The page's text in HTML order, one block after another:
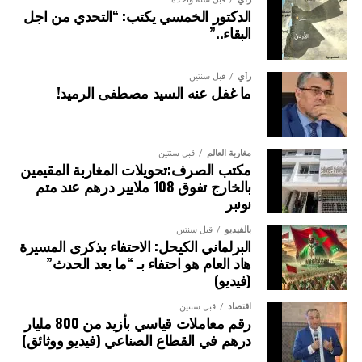
تلقي ومعالجة أكبر عدد ممكن من الاتصالات بشكل متزامن، كما
يتم تدوين المعطيات الأولية لاتصالات النجدة بشكل فوري ضمن
قاعدة معطيات معلوماتية، قبل أن يتم توجيهها بشكل آني وفوري
إلى قاعة تدبير المواصلات المكلفة بتوزيع المهام على فرق
شرطة النجدة العاملة بالشارع العام.
وتحتوي هذه المنشأة أيضا على مركز متكامل لتجميع المعطيات
مزود بأنظمة قادرة على تخزين محتوى رقمي واستخراجه بشكل
آني واستغلاله ضمن العمليات الأمنية وباقي المهام الخدماتية
الموكولة لمصالح الأمن الوطني.
وفي حالة الطوارئ، يحتوي المركز الجديد على مركز قيادة تدبير
الأزمات، قادر على التعامل الفوري مع مختلف الحالات
الاستثنائية، وهو مرتبط بكافة قواعد المعطيات الأمنية وموصول
بمجموعة من أنظمة الاتصالات السلكية والمحمولة، مع توفره
على استقلالية تامة وقدرة على اتخاذ القرار وتدبير حالات
الطوارئ الأمنية بشكل دائم.
الدكتور الخمسي يكتب: “التحدي من اجل
البقاء..”
رأي قبل سنتين
ما غفل عنه السيد مصطفى الرميد!
مغاربة العالم قبل سنتين
مكتب الصرف:تحويلات المغاربة المقيمين
بالخارج تفوق 108 ملايير درهم عند متم
نونبر
بالفيديو قبل سنتين
البرلماني الكيحل: الاحتفاء بذكرى المسيرة
هاد العام هو احتفاء بـ “ما بعد الحدث”
(فيديو)
اقتصاد قبل سنتين
رقم معاملات قياسي بأزيد من 800 مليار
درهم في القطاع الصناعي (فيديو ووثائق)